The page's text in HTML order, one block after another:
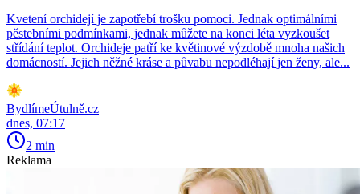
Kvetení orchidejí je zapotřebí trošku pomoci. Jednak optimálními
pěstebními podmínkami, jednak můžete na konci léta vyzkoušet
střídání teplot. Orchideje patří ke květinové výzdobě mnoha našich
domácností. Jejich něžné kráse a půvabu nepodléhají jen ženy, ale...
BydlímeÚtulně.cz
dnes, 07:17
2 min
Reklama